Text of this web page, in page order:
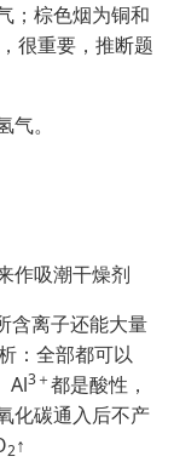
；棕色烟为铜和
很重要，推断题
。
作吸潮干燥剂
含离子还能大量
：全部都可以
Al3＋都是酸性，
化碳通入后不产
2↑